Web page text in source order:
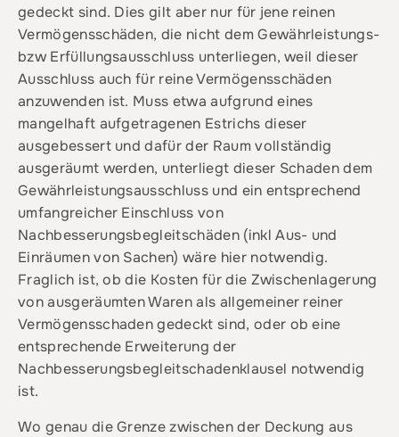
gedeckt sind. Dies gilt aber nur für jene reinen
Vermögensschäden, die nicht dem Gewährleistungs-
bzw Erfüllungsausschluss unterliegen, weil dieser
Ausschluss auch für reine Vermögensschäden
anzuwenden ist. Muss etwa aufgrund eines
mangelhaft aufgetragenen Estrichs dieser
ausgebessert und dafür der Raum vollständig
ausgeräumt werden, unterliegt dieser Schaden dem
Gewährleistungsausschluss und ein entsprechend
umfangreicher Einschluss von
Nachbesserungsbegleitschäden (inkl Aus- und
Einräumen von Sachen) wäre hier notwendig.
Fraglich ist, ob die Kosten für die Zwischenlagerung
von ausgeräumten Waren als allgemeiner reiner
Vermögensschaden gedeckt sind, oder ob eine
entsprechende Erweiterung der
Nachbesserungsbegleitschadenklausel notwendig
ist.
Wo genau die Grenze zwischen der Deckung aus